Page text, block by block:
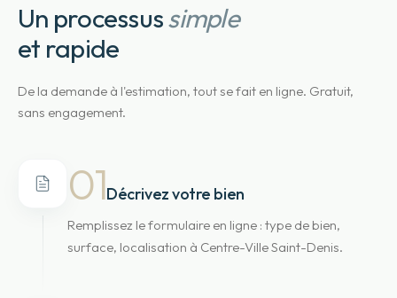
Un processussimple
et rapide
De la demande à l'estimation, tout se fait en ligne. Gratuit,
sans engagement.
01Décrivez votre bien
Remplissez le formulaire en ligne : type de bien,
surface, localisation à Centre-Ville Saint-Denis.